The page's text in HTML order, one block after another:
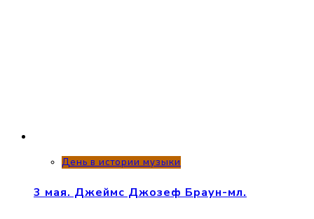
День в истории музыки
3 мая. Джеймс Джозеф Браун-мл.